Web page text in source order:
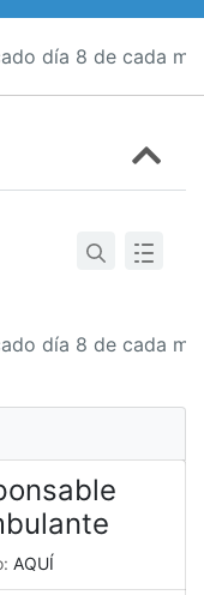
día 8 de cada
día 8 de cada
AQUÍ